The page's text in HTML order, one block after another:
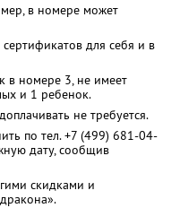
в номере может
для себя и в
в номере 3, не имеет
и 1 ребенок.
не требуется.
по тел. +7 (499) 681-04-
дату, сообщив
скидками и